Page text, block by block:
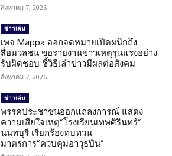
สิงหาคม 7, 2026
ข่าวเด่น
เพจ Mappa ออกจดหมายเปิดผนึกถึง
สื่อมวลชน ขอรายงานข่าวเหตุรุนแรงอย่าง
รับผิดชอบ ชี้วิธีเล่าข่าวมีผลต่อสังคม
สิงหาคม 7, 2026
ข่าวเด่น
พรรคประชาชนออกแถลงการณ์ แสดง
ความเสียใจเหตุ”โรงเรียนเทพศิรินทร์”
นนทบุรี เรียกร้องทบทวน
มาตรการ”ควบคุมอาวุธปืน”